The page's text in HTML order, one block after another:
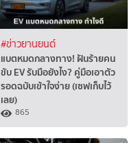
#ข่าวยานยนต์
แบตหมดกลางทาง! ฝันร้ายคน
ขับ EV รับมือยังไง? คู่มือเอาตัว
รอดฉบับเข้าใจง่าย (เซฟเก็บไว้
เลย)
865